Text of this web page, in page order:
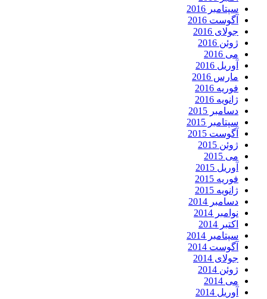
سپتامبر 2016
آگوست 2016
جولای 2016
ژوئن 2016
می 2016
آوریل 2016
مارس 2016
فوریه 2016
ژانویه 2016
دسامبر 2015
سپتامبر 2015
آگوست 2015
ژوئن 2015
می 2015
آوریل 2015
فوریه 2015
ژانویه 2015
دسامبر 2014
نوامبر 2014
اکتبر 2014
سپتامبر 2014
آگوست 2014
جولای 2014
ژوئن 2014
می 2014
آوریل 2014